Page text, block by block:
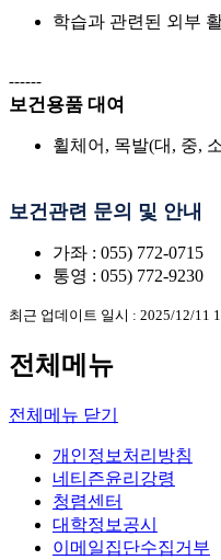
학습과 관련된 외부
------
보건용품 대여
휠체어, 목발(대, 중,
보건관련 문의 및 안내
가좌 : 055) 772-0715
통영 : 055) 772-9230
최근 업데이트 일시 : 2025/12/11
전체메뉴
전체메뉴 닫기
개인정보처리방침
네티즌윤리강령
청렴센터
대학정보공시
이메일집단수집거부